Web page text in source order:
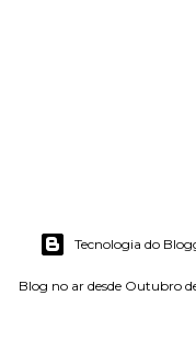
Tecnologia do
Blog no ar desde Outubro